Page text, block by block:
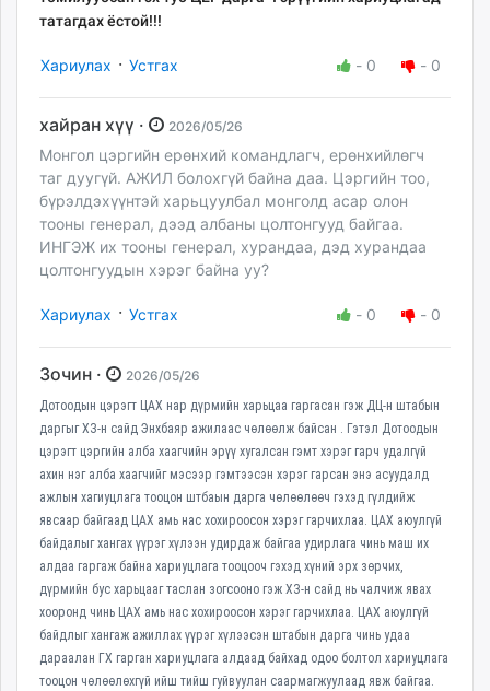
татагдах ёстой!!!
Хариулах · Устгах - 0 - 0
хайран хүү · 2026/05/26
Монгол цэргийн ерөнхий командлагч, ерөнхийлөгч
таг дуугүй. АЖИЛ болохгүй байна даа. Цэргийн тоо,
бүрэлдэхүүнтэй харьцуулбал монголд асар олон
тооны генерал, дээд албаны цолтонгууд байгаа.
ИНГЭЖ их тооны генерал, хурандаа, дэд хурандаа
цолтонгуудын хэрэг байна уу?
Хариулах · Устгах - 0 - 0
Зочин · 2026/05/26
Дотоодын цэрэгт ЦАХ нар дүрмийн харьцаа гаргасан гэж ДЦ-н штабын
даргыг ХЗ-н сайд Энхбаяр ажилаас чөлөөлж байсан . Гэтэл Дотоодын
цэрэгт цэргийн алба хаагчийн эрүү хугалсан гэмт хэрэг гарч удалгүй
ахин нэг алба хаагчийг мэсээр гэмтээсэн хэрэг гарсан энэ асуудалд
ажлын хагиуцлага тооцон штбаын дарга чөлөөлөөч гэхэд гүлдийж
явсаар байгаад ЦАХ амь нас хохироосон хэрэг гарчихлаа. ЦАХ аюулгүй
байдалыг хангах үүрэг хүлээн удирдаж байгаа удирлага чинь маш их
алдаа гаргаж байна хариуцлага тооцооч гэхэд хүний эрх зөрчих,
дүрмийн бус харьцааг таслан зогсооно гэж ХЗ-н сайд нь чалчиж явах
хооронд чинь ЦАХ амь нас хохироосон хэрэг гарчихлаа. ЦАХ аюулгүй
байдлыг хангаж ажиллах үүрэг хүлээсэн штабын дарга чинь удаа
дараалан ГХ гарган хариуцлага алдаад байхад одоо болтол хариуцлага
тооцон чөлөөлөхгүй ийш тийш гуйвуулан саармагжуулаад явж байгаа.